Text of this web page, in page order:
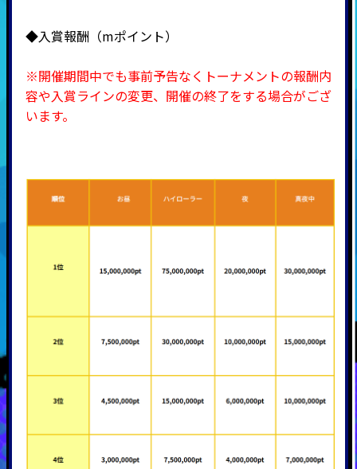
◆入賞報酬（mポイント）
※開催期間中でも事前予告なくトーナメントの報酬内
容や入賞ラインの変更、開催の終了をする場合がござ
います。